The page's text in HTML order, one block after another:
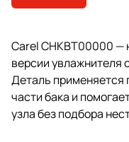
Carel CHKBT00000 —
версии увлажнителя
Деталь применяется
части бака и
узла без подбора